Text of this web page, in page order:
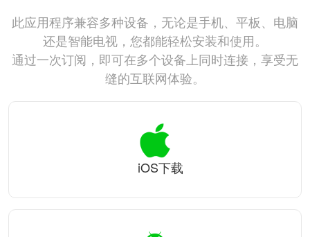
此应用程序兼容多种设备，无论是手机、平板、电脑
还是智能电视，您都能轻松安装和使用。
通过一次订阅，即可在多个设备上同时连接，享受无
缝的互联网体验。
iOS下载